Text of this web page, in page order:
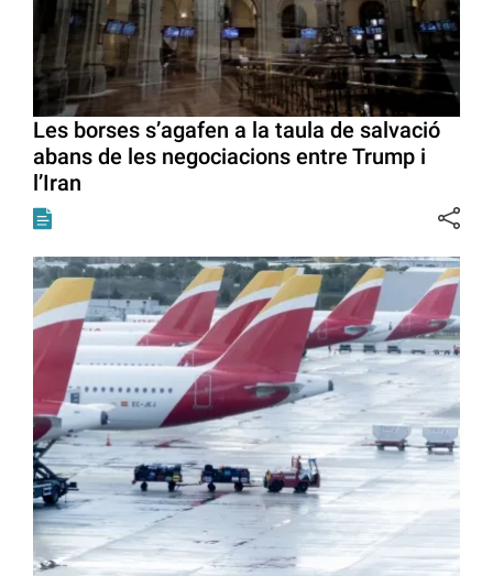
Les borses s’agafen a la taula de salvació
abans de les negociacions entre Trump i
l’Iran